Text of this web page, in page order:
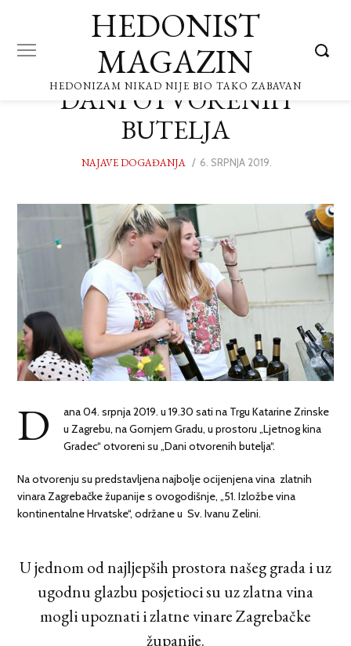
HEDONIST
MAGAZIN
HEDONIZAM NIKAD NIJE BIO TAKO ZABAVAN
DANI OTVORENIH
BUTELJA
NAJAVE DOGAĐANJA
POSTED
6. SRPNJA 2019.
D
ana 04. srpnja 2019. u 19.30 sati na Trgu Katarine Zrinske
u Zagrebu, na Gornjem Gradu, u prostoru „Ljetnog kina
Gradec“ otvoreni su „Dani otvorenih butelja“.
Na otvorenju su predstavljena najbolje ocijenjena vina zlatnih
vinara Zagrebačke županije s ovogodišnje, „51. Izložbe vina
kontinentalne Hrvatske“, održane u Sv. Ivanu Zelini.
U jednom od najljepših prostora našeg grada i uz
ugodnu glazbu posjetioci su uz zlatna vina
mogli upoznati i zlatne vinare Zagrebačke
županije.